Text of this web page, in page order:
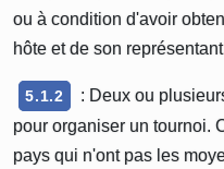
ou à condition d'avoir
hôte et de son
5.1.2
: Deux ou
pour organiser un tournoi.
pays qui n'ont pas les